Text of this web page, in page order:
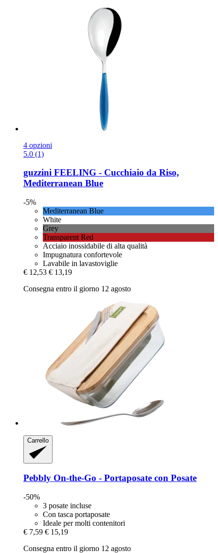
4 opzioni
5.0 (1)
guzzini FEELING -​ Cucchiaio da Riso,
Mediterranean Blue
-5%
Mediterranean Blue
White
Grey
Transparent Red
Acciaio inossidabile di alta qualità
Impugnatura confortevole
Lavabile in lavastoviglie
€ 12,53 € 13,19
Consegna entro il giorno 12 agosto
Carrello
Pebbly On-​the-​Go -​ Portaposate con Posate
-50%
3 posate incluse
Con tasca portaposate
Ideale per molti contenitori
€ 7,59 € 15,19
Consegna entro il giorno 12 agosto